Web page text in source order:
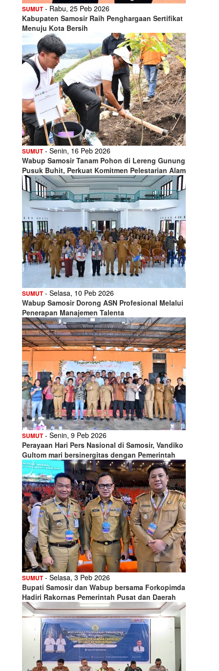
SUMUT- Rabu, 25 Peb 2026
Kabupaten Samosir Raih Penghargaan Sertifikat
Menuju Kota Bersih
SUMUT- Senin, 16 Peb 2026
Wabup Samosir Tanam Pohon di Lereng Gunung
Pusuk Buhit, Perkuat Komitmen Pelestarian Alam
SUMUT- Selasa, 10 Peb 2026
Wabup Samosir Dorong ASN Profesional Melalui
Penerapan Manajemen Talenta
SUMUT- Senin, 9 Peb 2026
Perayaan Hari Pers Nasional di Samosir, Vandiko
Gultom mari bersinergitas dengan Pemerintah
SUMUT- Selasa, 3 Peb 2026
Bupati Samosir dan Wabup bersama Forkopimda
Hadiri Rakornas Pemerintah Pusat dan Daerah